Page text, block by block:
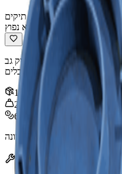
תיקים
לא נפוץ
יותר, אך בעל קיבולת תיק גב
ערימה
1
2
640
עודכן לאחרונה
Mar 17, 2026
השפעות